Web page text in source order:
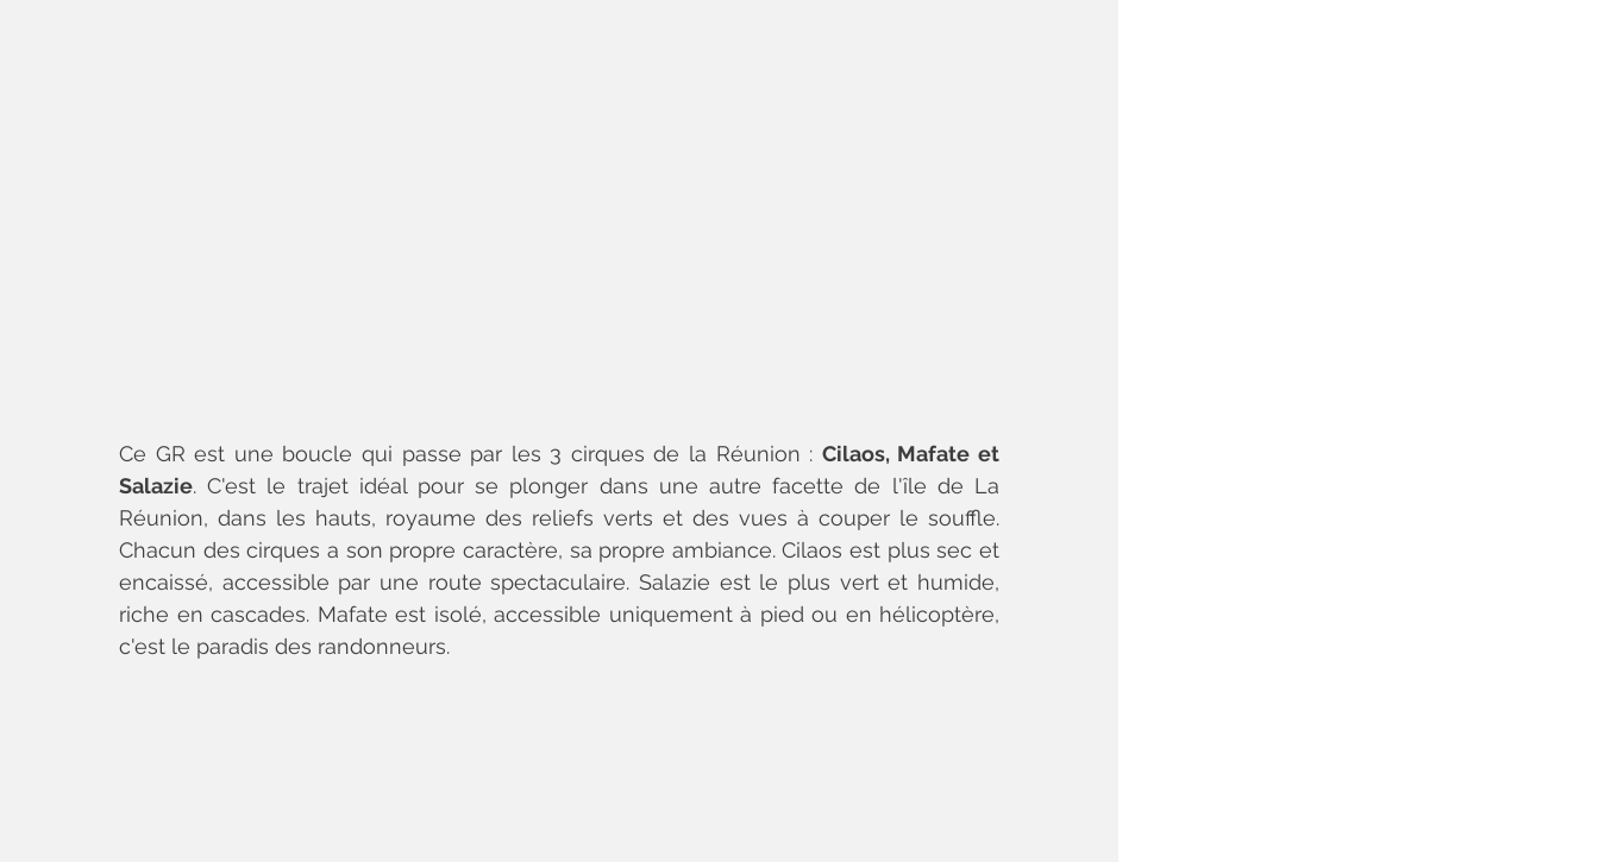
Ce GR est une boucle qui passe par les 3 cirques de la Réunion : Cilaos, Mafate et
Salazie. C'est le trajet idéal pour se plonger dans une autre facette de l'île de La
Réunion, dans les hauts, royaume des reliefs verts et des vues à couper le souffle.
Chacun des cirques a son propre caractère, sa propre ambiance. Cilaos est plus sec et
encaissé, accessible par une route spectaculaire. Salazie est le plus vert et humide,
riche en cascades. Mafate est isolé, accessible uniquement à pied ou en hélicoptère,
c'est le paradis des randonneurs.